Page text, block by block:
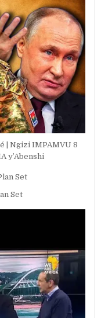
| Ngizi IMPAMVU 8
y’Abenshi
Set